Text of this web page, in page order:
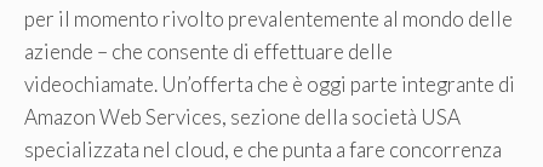
per il momento rivolto prevalentemente al mondo delle
aziende – che consente di effettuare delle
videochiamate. Un’offerta che è oggi parte integrante di
Amazon Web Services, sezione della società USA
specializzata nel cloud, e che punta a fare concorrenza